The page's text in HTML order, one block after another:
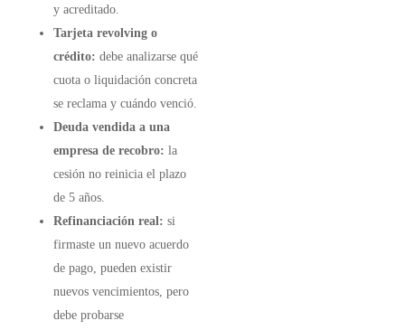
y acreditado.
Tarjeta revolving o
crédito: debe analizarse qué
cuota o liquidación concreta
se reclama y cuándo venció.
Deuda vendida a una
empresa de recobro: la
cesión no reinicia el plazo
de 5 años.
Refinanciación real: si
firmaste un nuevo acuerdo
de pago, pueden existir
nuevos vencimientos, pero
debe probarse